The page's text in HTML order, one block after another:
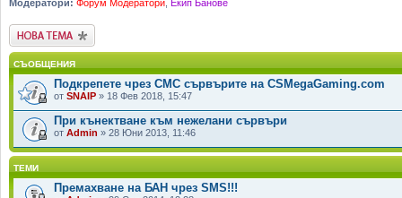
Модератори: Форум Модератори Екип Банове
Публикувай нова
тема
СЪОБЩЕНИЯ
Подкрепете чрез СМС сървърите на CSMegaGaming.com
от SNAIP » 18 Фев 2018, 15:47
При кънектване към нежелани сървъри
от Admin » 28 Юни 2013, 11:46
ТЕМИ
Премахване на БАН чрез SMS!!!